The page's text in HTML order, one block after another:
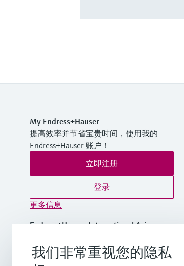
My Endress+Hauser
提高效率并节省宝贵时间，使用我的
Endress+Hauser 账户！
立即注册
登录
更多信息
Endress+Hauser International Asia
越南
我们非常重视您的隐私